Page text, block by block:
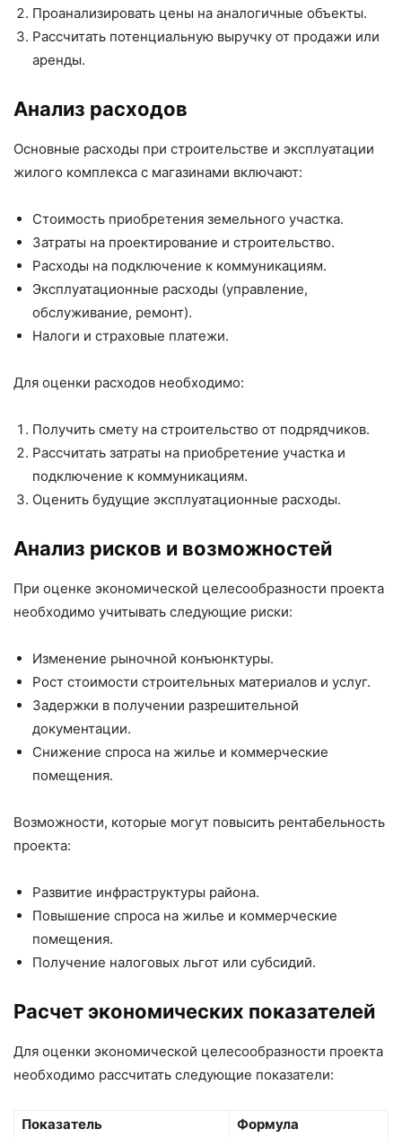
Проанализировать цены на аналогичные объекты.
Рассчитать потенциальную выручку от продажи или
аренды.
Анализ расходов
Основные расходы при строительстве и эксплуатации
жилого комплекса с магазинами включают:
Стоимость приобретения земельного участка.
Затраты на проектирование и строительство.
Расходы на подключение к коммуникациям.
Эксплуатационные расходы (управление,
обслуживание, ремонт).
Налоги и страховые платежи.
Для оценки расходов необходимо:
Получить смету на строительство от подрядчиков.
Рассчитать затраты на приобретение участка и
подключение к коммуникациям.
Оценить будущие эксплуатационные расходы.
Анализ рисков и возможностей
При оценке экономической целесообразности проекта
необходимо учитывать следующие риски:
Изменение рыночной конъюнктуры.
Рост стоимости строительных материалов и услуг.
Задержки в получении разрешительной
документации.
Снижение спроса на жилье и коммерческие
помещения.
Возможности, которые могут повысить рентабельность
проекта:
Развитие инфраструктуры района.
Повышение спроса на жилье и коммерческие
помещения.
Получение налоговых льгот или субсидий.
Расчет экономических показателей
Для оценки экономической целесообразности проекта
необходимо рассчитать следующие показатели:
Показатель Формула